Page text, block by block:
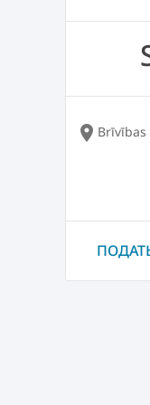
location_on Brīvības